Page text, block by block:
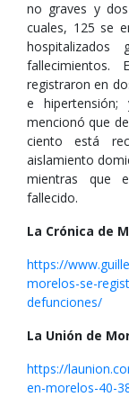
no graves y
cuales, 125 se
fallecimientos.
registraron en
e
mencionó que
ciento está
aislamiento
mientras que
fallecido.
La Crónica de
https://
morelos-se-
defunciones/
La Unión de
https://
en-morelos-40-